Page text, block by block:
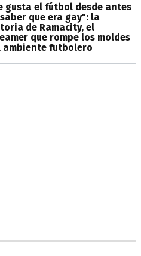
gusta el fútbol desde antes
que era gay": la
de Ramacity, el
que rompe los moldes
ambiente futbolero